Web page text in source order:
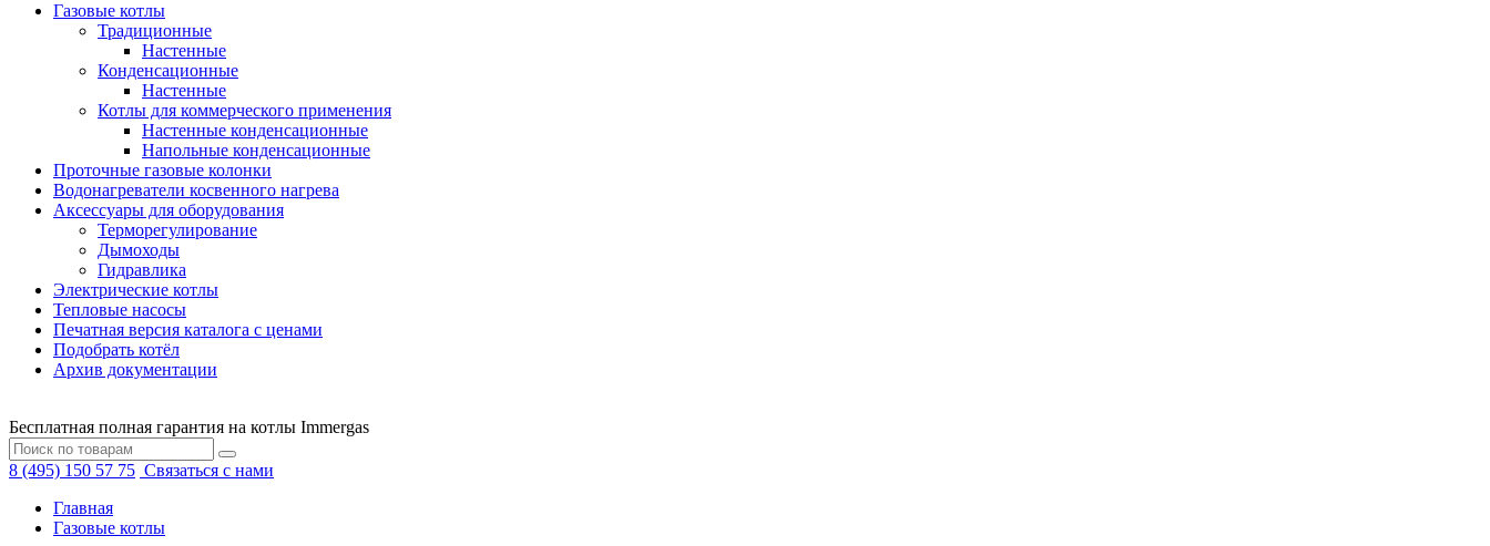
Газовые котлы
Традиционные
Настенные
Конденсационные
Настенные
Котлы для коммерческого применения
Настенные конденсационные
Напольные конденсационные
Проточные газовые колонки
Водонагреватели косвенного нагрева
Аксессуары для оборудования
Терморегулирование
Дымоходы
Гидравлика
Электрические котлы
Тепловые насосы
Печатная версия каталога с ценами
Подобрать котёл
Архив документации
Бесплатная полная гарантия на котлы Immergas
8 (495) 150 57 75 Связаться с нами
Главная
Газовые котлы